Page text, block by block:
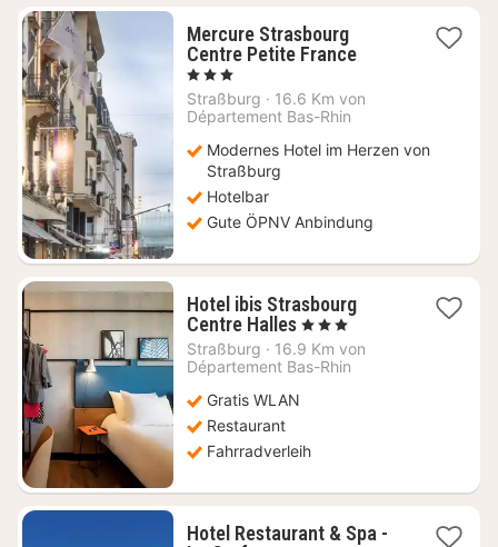
Mercure Strasbourg
Centre Petite France1
ab
, 3 Sterne
Straßburg · 16.6 Km von
Département Bas-Rhin
Modernes Hotel im Herzen von
Straßburg
Hotelbar
Gute ÖPNV Anbindung
Hotel ibis Strasbourg
Centre Halles1
Nacht
ab
, 3 Sterne
Straßburg · 16.9 Km von
Département Bas-Rhin
Gratis WLAN
Restaurant
Fahrradverleih
Hotel Restaurant & Spa -